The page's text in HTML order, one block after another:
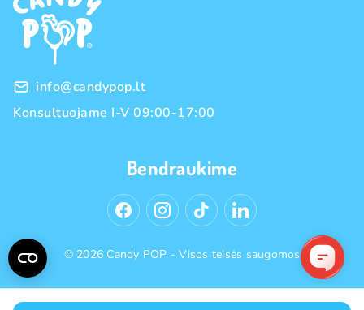
Prekių ženklai
Pirkimo taisyklės
Privatumo politika
Didmeninė prekyba
info@candypop.lt
Konsultuojame I-V 09:00-17:00
Bendraukime
© 2026 Candy POP - Visos teisės saugomos